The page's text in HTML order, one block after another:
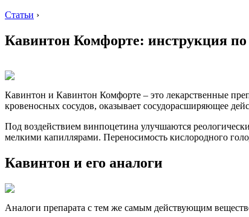
Статьи ›
Кавинтон Комфорте: инструкция
Кавинтон и Кавинтон Комфорте – это лекарственные
кровеносных сосудов, оказывает сосудорасширяющее
Под воздействием винпоцетина улучшаются
мелкими капиллярами. Переносимость кислородного
Кавинтон и его аналоги
Аналоги препарата с тем же самым действующим